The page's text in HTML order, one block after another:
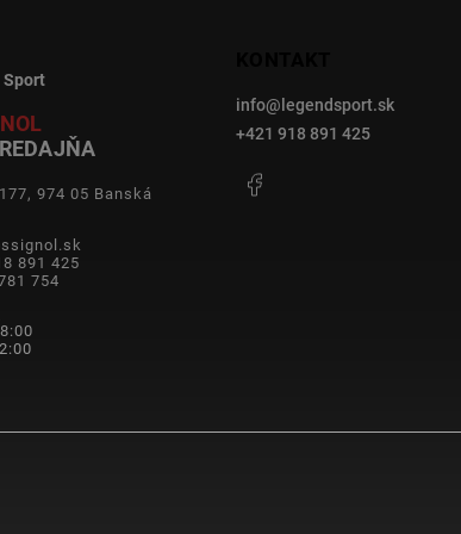
Sport
974 05 Banská
891 425
754
info@ legendsport.sk
+421 918 891 425